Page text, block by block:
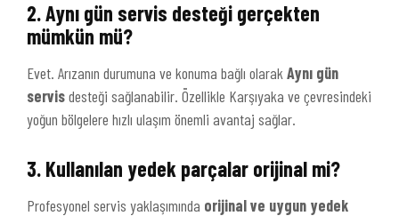
2. Aynı gün servis desteği gerçekten
mümkün mü?
Evet. Arızanın durumuna ve konuma bağlı olarak Aynı gün
servisdesteği sağlanabilir. Özellikle Karşıyaka ve çevresindeki
yoğun bölgelere hızlı ulaşım önemli avantaj sağlar.
3. Kullanılan yedek parçalar orijinal mi?
Profesyonel servis yaklaşımında orijinal ve uygun yedek